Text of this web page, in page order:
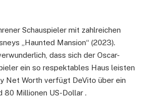
Schauspieler mit zahlreichen
„Haunted Mansion“ (2023).
dass sich der Oscar-
ein so respektables Haus leisten
Net Worth verfügt DeVito über ein
80 Millionen US-Dollar .